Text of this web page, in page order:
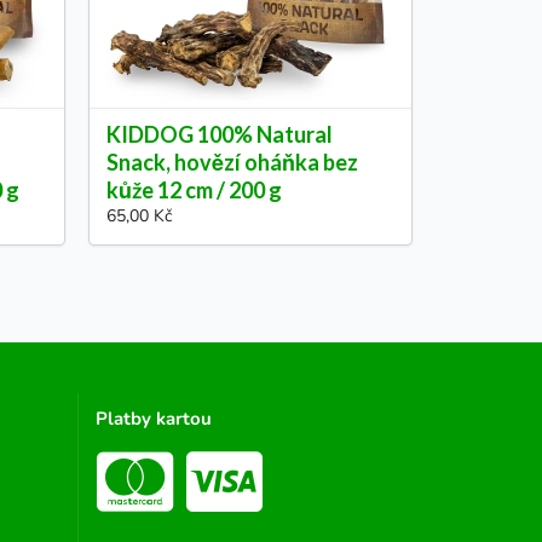
g
KIDDOG 100% Natural
Snack, hovězí oháňka bez
kůže 12 cm / 200 g
65,00 Kč
Platby kartou